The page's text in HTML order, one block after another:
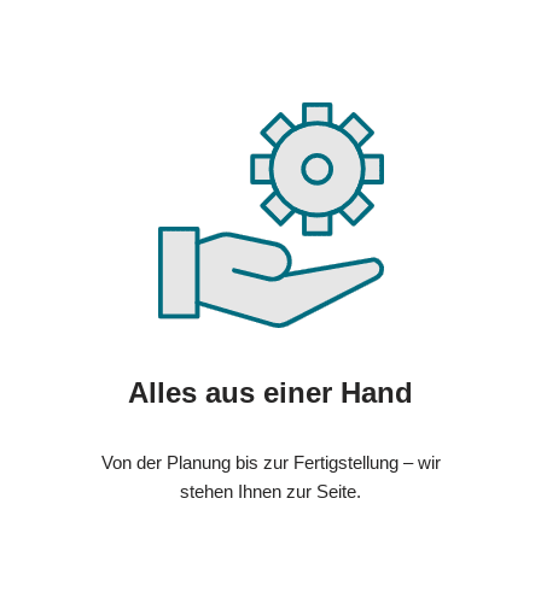
Alles aus einer Hand
Von der Planung bis zur Fertigstellung – wir
stehen Ihnen zur Seite.